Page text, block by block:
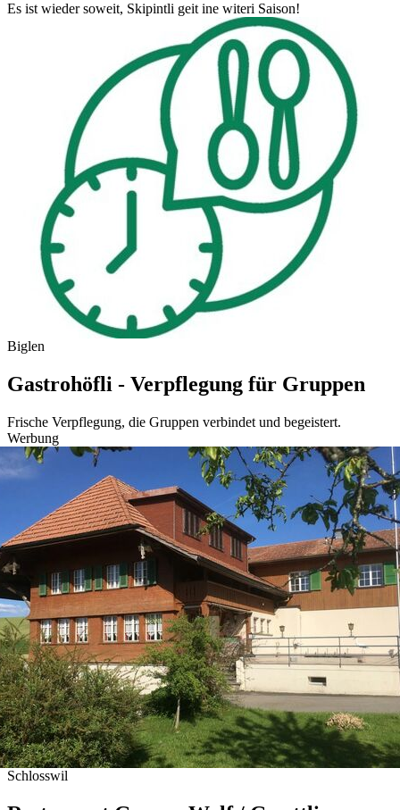
Es ist wieder soweit, Skipintli geit ine witeri Saison!
Biglen
Gastrohöfli - Verpflegung für Gruppen
Frische Verpflegung, die Gruppen verbindet und begeistert.
Werbung
Schlosswil